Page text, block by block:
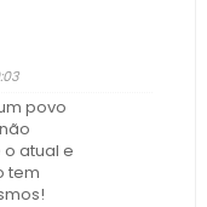
povo
atual e
tem